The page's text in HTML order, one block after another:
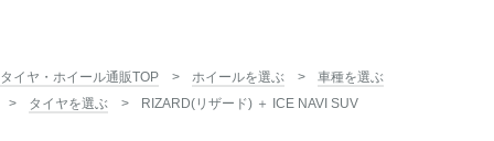
タイヤ・ホイール通販TOP ホイールを選ぶ
車種を選ぶ
タイヤを選ぶ
RIZARD(リザード) ＋ ICE NAVI SUV